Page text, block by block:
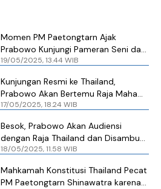
Momen PM Paetongtarn Ajak
Prabowo Kunjungi Pameran Seni dan
Kuliner Thailand
19/05/2025, 13.44 WIB
Kunjungan Resmi ke Thailand,
Prabowo Akan Bertemu Raja Maha
Vajiralongkorn dan PM Paetongtarn
17/05/2025, 18.24 WIB
Besok, Prabowo Akan Audiensi
dengan Raja Thailand dan Disambut
PM Paetongtarn Shinawatra
18/05/2025, 11.58 WIB
Mahkamah Konstitusi Thailand Pecat
PM Paetongtarn Shinawatra karena